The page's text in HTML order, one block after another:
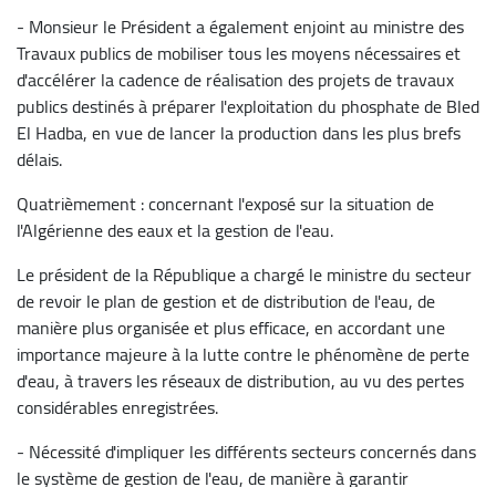
- Monsieur le Président a également enjoint au ministre des
Travaux publics de mobiliser tous les moyens nécessaires et
d'accélérer la cadence de réalisation des projets de travaux
publics destinés à préparer l'exploitation du phosphate de Bled
El Hadba, en vue de lancer la production dans les plus brefs
délais.
Quatrièmement : concernant l'exposé sur la situation de
l'Algérienne des eaux et la gestion de l'eau.
Le président de la République a chargé le ministre du secteur
de revoir le plan de gestion et de distribution de l'eau, de
manière plus organisée et plus efficace, en accordant une
importance majeure à la lutte contre le phénomène de perte
d'eau, à travers les réseaux de distribution, au vu des pertes
considérables enregistrées.
- Nécessité d'impliquer les différents secteurs concernés dans
le système de gestion de l'eau, de manière à garantir